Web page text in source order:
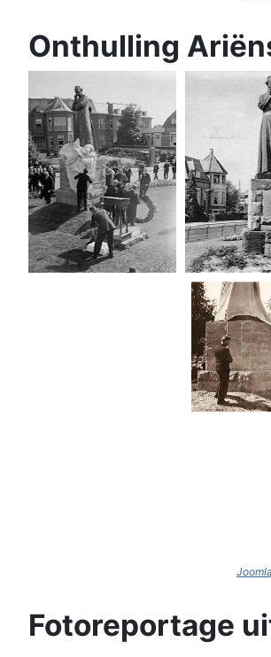
Onthulling
Fotoreportage